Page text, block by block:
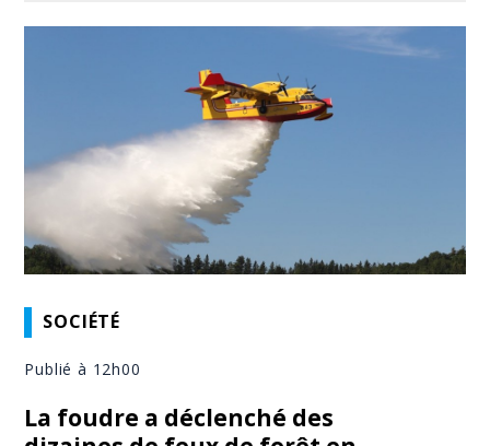
SOCIÉTÉ
Publié à 12h00
La foudre a déclenché des